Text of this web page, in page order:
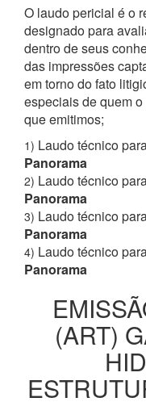
O laudo pericial é o
designado para
dentro de seus
das impressões
em torno do fato
especiais de quem
que emitimos;
1) Laudo técnico
Panorama
2) Laudo técnico
Panorama
3) Laudo técnico
Panorama
4) Laudo técnico
Panorama
(ART)